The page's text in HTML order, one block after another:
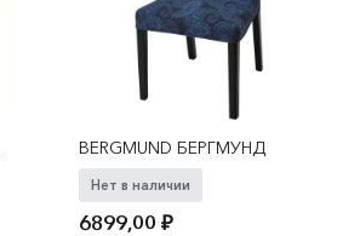
BERGMUND БЕРГМУНД
Нет в наличии
6899,00₽